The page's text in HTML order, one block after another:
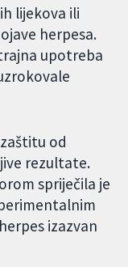
lijekova ili
herpesa.
upotreba
od
rezultate.
spriječila je
izazvan